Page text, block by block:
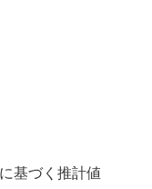
基づく推計値